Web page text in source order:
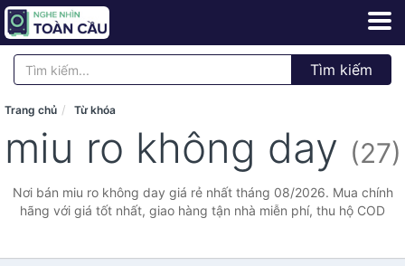
Tìm kiếm
Trang chủ Từ khóa
miu ro không day (27)
Nơi bán miu ro không day giá rẻ nhất tháng 08/2026. Mua chính
hãng với giá tốt nhất, giao hàng tận nhà miễn phí, thu hộ COD